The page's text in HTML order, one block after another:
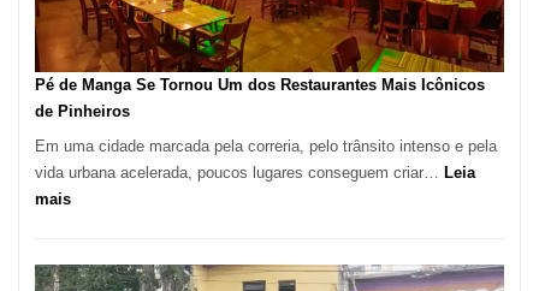
Pé de Manga Se Tornou Um dos Restaurantes Mais Icônicos
de Pinheiros
Em uma cidade marcada pela correria, pelo trânsito intenso e pela
vida urbana acelerada, poucos lugares conseguem criar… Leia
mais:
Manga